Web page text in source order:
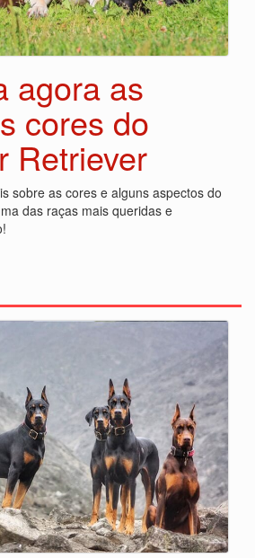
agora as
cores do
Retriever
sobre as cores e alguns aspectos do
das raças mais queridas e